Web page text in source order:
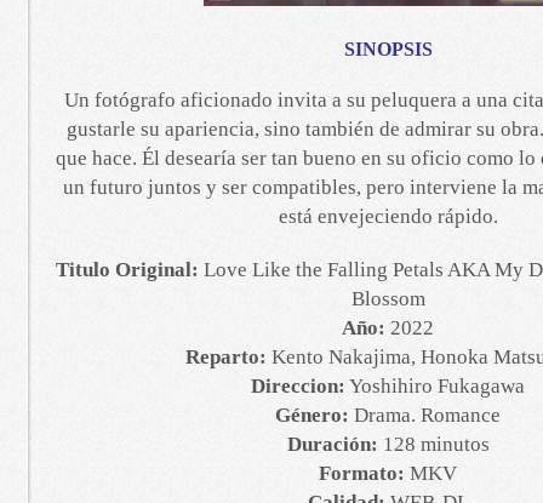
SINOPSIS
Un fotógrafo aficionado invita a su peluquera a una
gustarle su apariencia, sino también de admirar su
que hace. Él desearía ser tan bueno en su oficio como lo
un futuro juntos y ser compatibles, pero interviene la
está envejeciendo rápido.
Titulo Original: Love Like the Falling Petals AKA My
Blossom
Año: 2022
Reparto: Kento Nakajima, Honoka
Direccion: Yoshihiro Fukagawa
Género: Drama. Romance
Duración: 128 minutos
Formato: MKV